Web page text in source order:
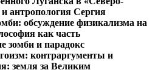
антропология Сергия
обсуждение физикализма на
как часть
зомби и парадокс
контраргументы и
земля за Великим